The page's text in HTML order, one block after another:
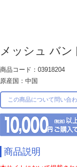
メッシュ バン
商品コード：03918204
原産国：中国
この商品について問い合
商品説明